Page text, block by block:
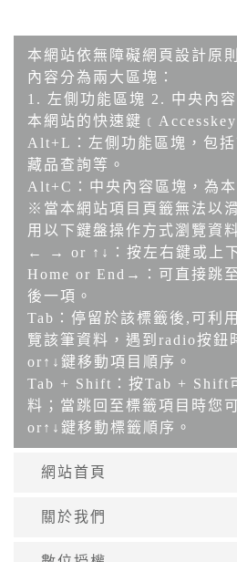
本網站依無障礙網頁設計原
內容分為兩大區塊：
1. 左側功能區塊 2. 中央內容
本網站的快速鍵
Alt+L：左側功能區塊，包括
藏品查詢等。
Alt+C：中央內容區塊，為本
※當本網站項目頁籤無法以
用以下鍵盤操作方式瀏覽資料
← → or ↑↓：按左右鍵或上
Home or End→：可直接跳
後一項。
Tab：停留於該標籤後,可利
覽該筆資料，遇到radio按
or↑↓鍵移動項目順序。
Tab + Shift：按Tab + Shift
料；當跳回至標籤項目時您
or↑↓鍵移動標籤順序。
網站首頁
關於我們